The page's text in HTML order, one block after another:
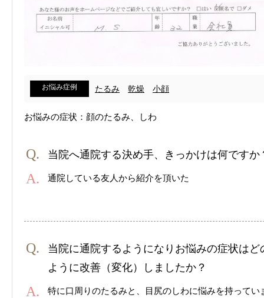
お悩み症例 たるみ 乾燥 小顔
お悩みの症状：顔のたるみ、しわ
当院へ通院する決め手、きっかけは何ですか
通院している友人から紹介を頂いた
当院に通院するようになりお悩みの症状はど
ように改善（変化）しましたか？
特に口周りのたるみと、目尻のしわに悩みを持ってい